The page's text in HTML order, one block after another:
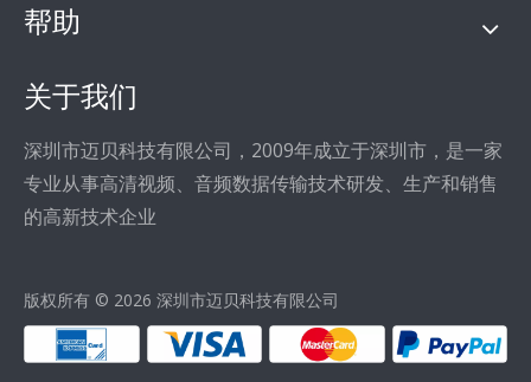
帮助
关于我们
深圳市迈贝科技有限公司，2009年成立于深圳市，是一家
专业从事高清视频、音频数据传输技术研发、生产和销售
的高新技术企业
版权所有 © 2026 深圳市迈贝科技有限公司